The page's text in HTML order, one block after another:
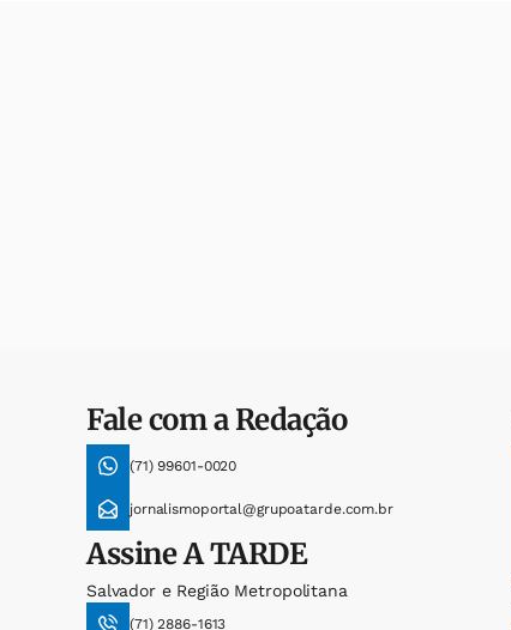
Fale com a Redação
(71) 99601-0020
jornalismoportal@grupoatarde.com.br
AssineA TARDE
Salvador e Região Metropolitana
(71) 2886-1613